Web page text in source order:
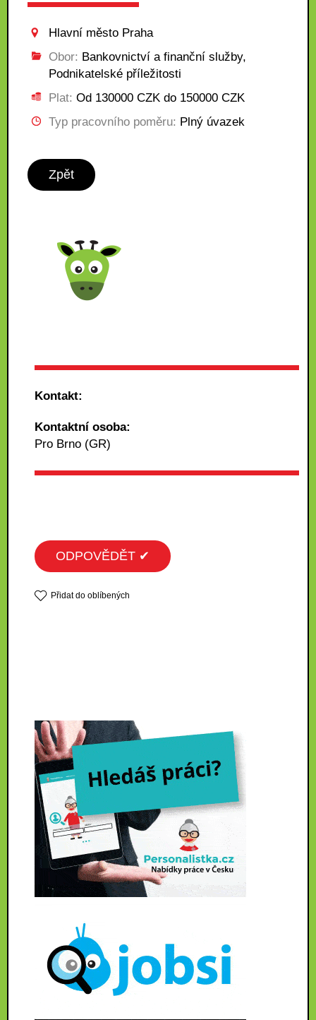
Hlavní město Praha
Obor: Bankovnictví a finanční služby,
Podnikatelské příležitosti
Plat: Od 130000 CZK do 150000 CZK
Typ pracovního poměru: Plný úvazek
Zpět
Kontakt:
Kontaktní osoba:
Pro Brno (GR)
ODPOVĚDĚT ✔
Přidat do oblíbených